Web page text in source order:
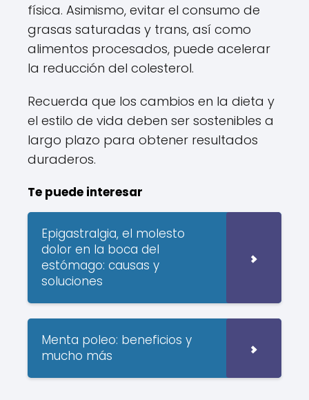
física. Asimismo, evitar el consumo de
grasas saturadas y trans, así como
alimentos procesados, puede acelerar
la reducción del colesterol.
Recuerda que los cambios en la dieta y
el estilo de vida deben ser sostenibles a
largo plazo para obtener resultados
duraderos.
Te puede interesar
Epigastralgia, el molesto
dolor en la boca del
estómago: causas y
soluciones
Menta poleo: beneficios y
mucho más